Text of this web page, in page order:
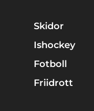
Skidor
Ishockey
Fotboll
Friidrott